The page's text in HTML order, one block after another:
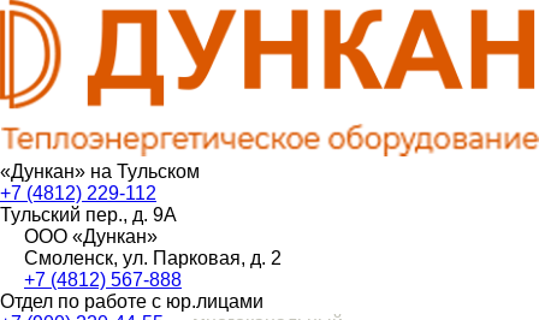
«Дункан» на Тульском
+7 (4812) 229-112
Тульский пер., д. 9А
ООО «Дункан»
Смоленск, ул. Парковая, д. 2
+7 (4812) 567-888
Отдел по работе с юр.лицами